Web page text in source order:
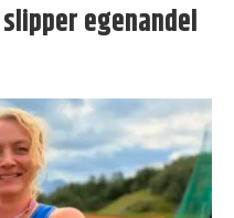
egenandel